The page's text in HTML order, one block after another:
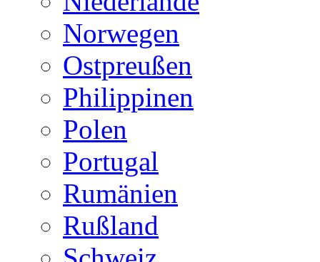
Norwegen
Ostpreußen
Philippinen
Polen
Portugal
Rumänien
Rußland